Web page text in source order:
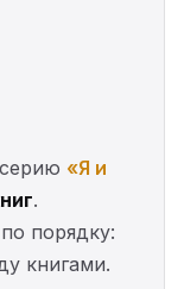
«Я и
.
порядку:
книгами.